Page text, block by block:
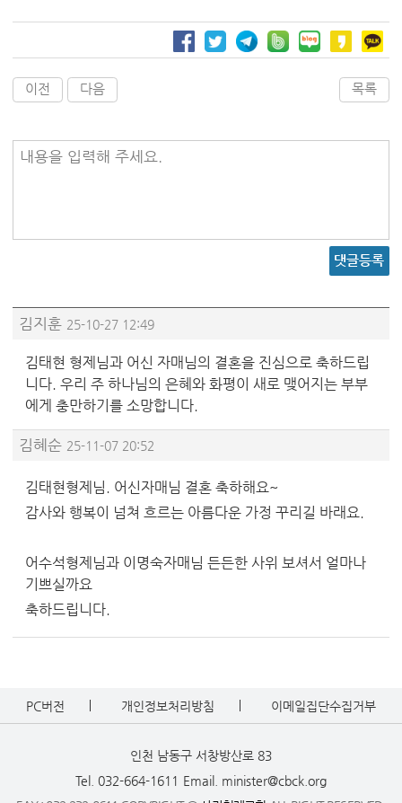
이전 다음 목록
내용을 입력해 주세요.
댓글등록
김지훈 25-10-27 12:49
김태현 형제님과 어신 자매님의 결혼을 진심으로 축하드립
니다. 우리 주 하나님의 은혜와 화평이 새로 맺어지는 부부
에게 충만하기를 소망합니다.
김혜순 25-11-07 20:52
김태현형제님. 어신자매님 결혼 축하해요~
감사와 행복이 넘쳐 흐르는 아름다운 가정 꾸리길 바래요.
어수석형제님과 이명숙자매님 든든한 사위 보셔서 얼마나
기쁘실까요
축하드립니다.
PC버전 개인정보처리방침 이메일집단수집거부
인천 남동구 서창방산로 83
Tel. 032-664-1611 Email. minister@cbck.org